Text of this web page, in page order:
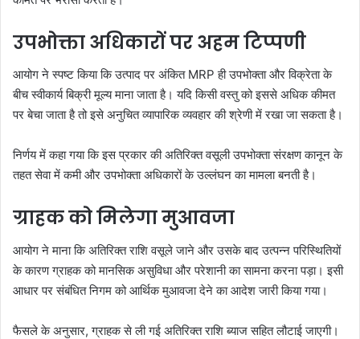
उपभोक्ता अधिकारों पर अहम टिप्पणी
आयोग ने स्पष्ट किया कि उत्पाद पर अंकित MRP ही उपभोक्ता और विक्रेता के
बीच स्वीकार्य बिक्री मूल्य माना जाता है। यदि किसी वस्तु को इससे अधिक कीमत
पर बेचा जाता है तो इसे अनुचित व्यापारिक व्यवहार की श्रेणी में रखा जा सकता है।
निर्णय में कहा गया कि इस प्रकार की अतिरिक्त वसूली उपभोक्ता संरक्षण कानून के
तहत सेवा में कमी और उपभोक्ता अधिकारों के उल्लंघन का मामला बनती है।
ग्राहक को मिलेगा मुआवजा
आयोग ने माना कि अतिरिक्त राशि वसूले जाने और उसके बाद उत्पन्न परिस्थितियों
के कारण ग्राहक को मानसिक असुविधा और परेशानी का सामना करना पड़ा। इसी
आधार पर संबंधित निगम को आर्थिक मुआवजा देने का आदेश जारी किया गया।
फैसले के अनुसार, ग्राहक से ली गई अतिरिक्त राशि ब्याज सहित लौटाई जाएगी।